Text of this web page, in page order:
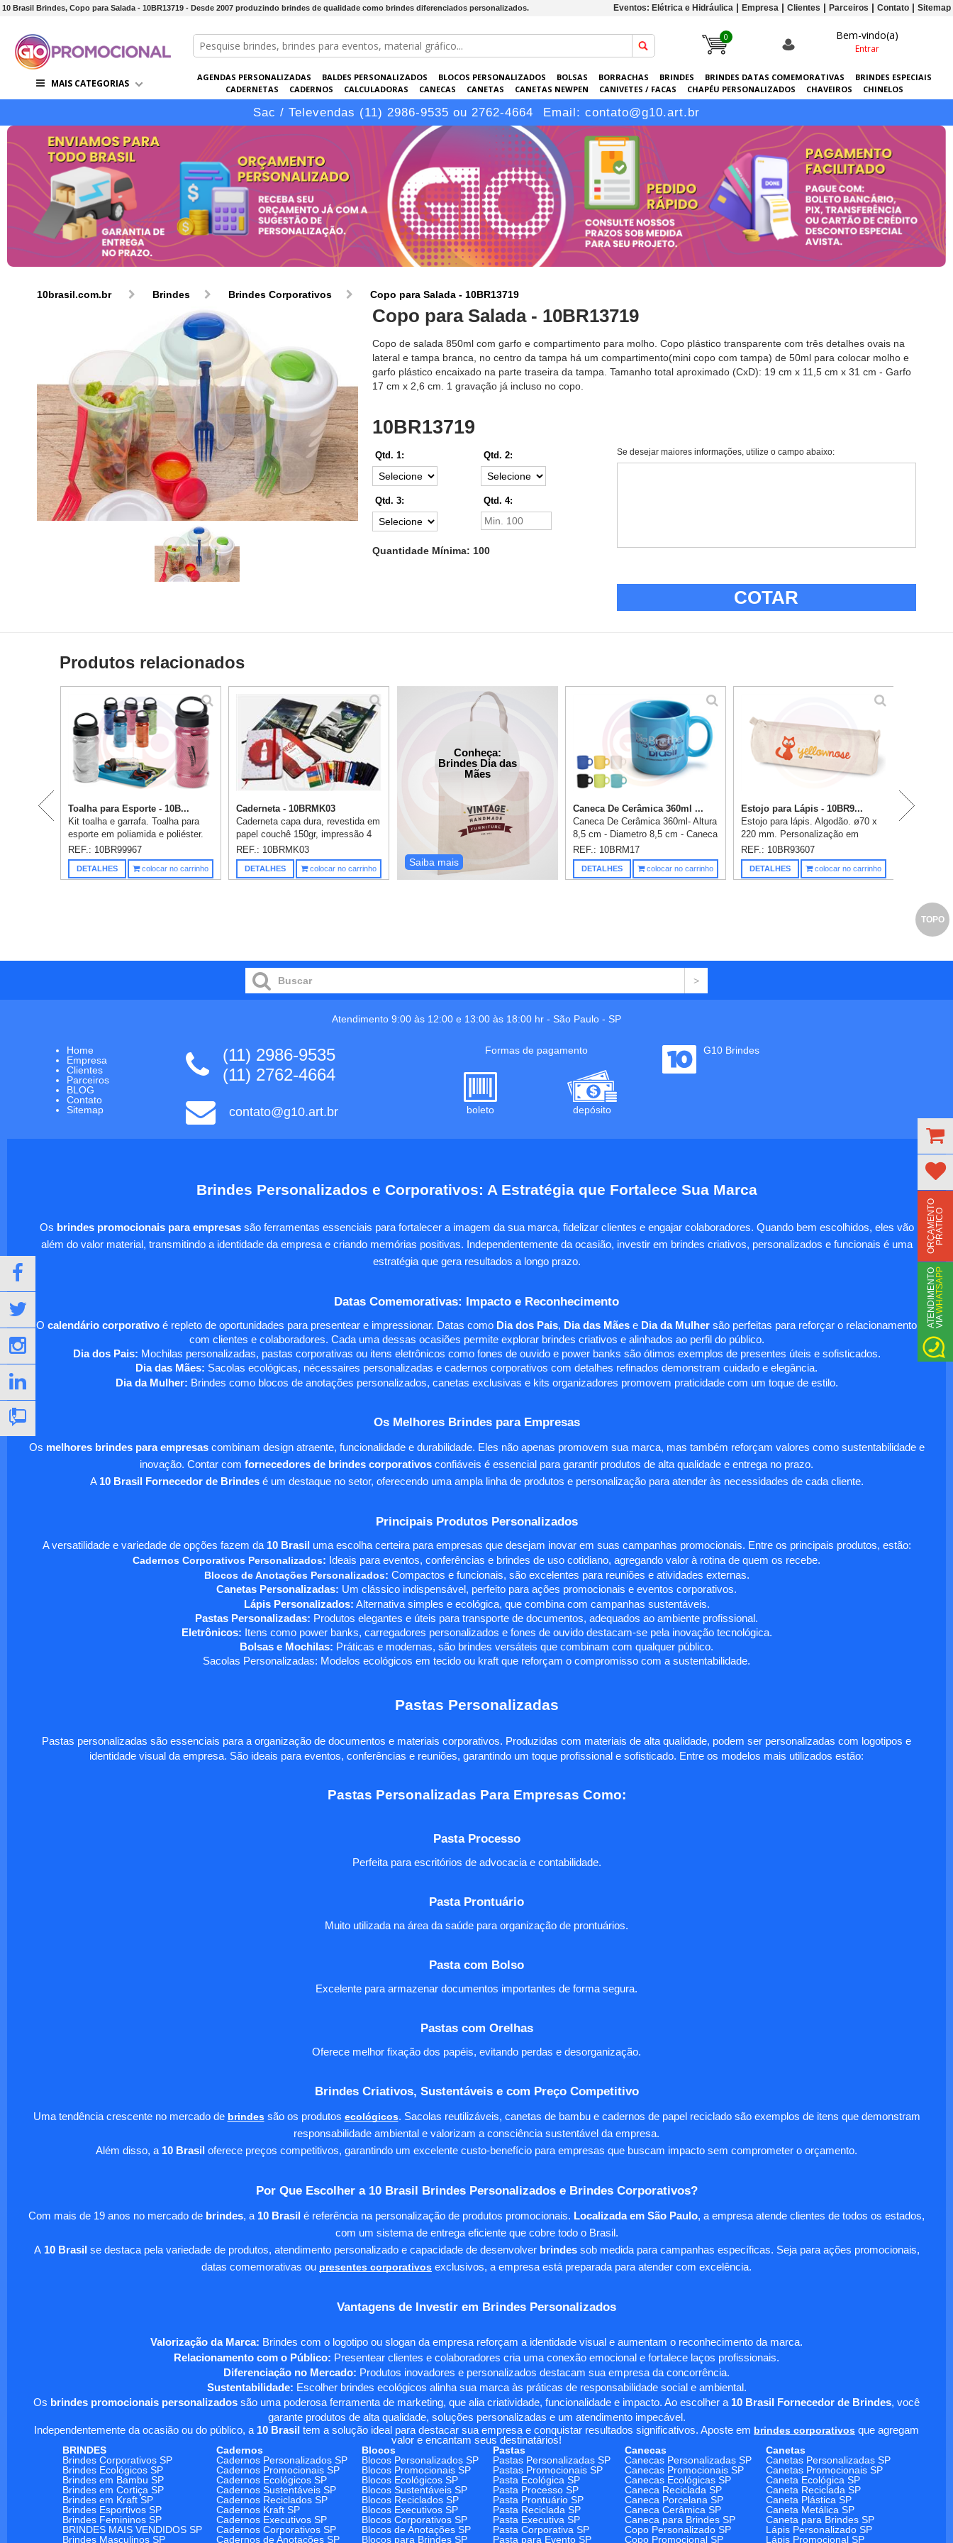
10 Brasil Brindes, Copo para Salada - 10BR13719 - Desde 2007 produzindo brindes de qualidade como brindes diferenciados personalizados. Eventos: Elétrica e Hidráulica Empresa Clientes Parceiros Contato Sitemap
0 Bem-vindo(a)
Entrar
MAIS CATEGORIAS
AGENDAS PERSONALIZADAS BALDES PERSONALIZADOS BLOCOS PERSONALIZADOS BOLSAS BORRACHAS BRINDES BRINDES DATAS COMEMORATIVAS
BRINDES ESPECIAIS
CADERNETAS
CADERNOS CALCULADORAS CANECAS CANETAS CANETAS NEWPEN CANIVETES / FACAS CHAPÉU PERSONALIZADOS CHAVEIROS
CHINELOS
CONJUNTOS DE BRINDES
COPOS ELETRÔNICOS EMBALAGENS ESCRITÓRIO EVENTOS GARRAFAS PERSONALIZADAS GRÁFICA GUARDA-CHUVAS KITS
LANÇAMENTOS
LÁPIS
Sac / Televendas (11) 2986-9535 ou 2762-4664 Email: contato@g10.art.br
10brasil.com.br Brindes Brindes Corporativos Copo para Salada - 10BR13719
Copo para Salada - 10BR13719
Copo de salada 850ml com garfo e compartimento para molho. Copo plástico transparente com três detalhes ovais na
lateral e tampa branca, no centro da tampa há um compartimento(mini copo com tampa) de 50ml para colocar molho e
garfo plástico encaixado na parte traseira da tampa. Tamanho total aproximado (CxD): 19 cm x 11,5 cm x 31 cm - Garfo
17 cm x 2,6 cm. 1 gravação já incluso no copo.
10BR13719
Qtd. 1: Qtd. 2:
Qtd. 3: Qtd. 4:
Quantidade Mínima: 100
Se desejar maiores informações, utilize o campo abaixo:
COTAR
Produtos relacionados
Toalha para Esporte - 10B...
Kit toalha e garrafa. Toalha para
esporte em poliamida e poliéster.
Toalha refrescante, quando
molhada permanece fria durante
horas. Se aquecer, basta bala...
REF.: 10BR99967
DETALHES colocar no carrinho
Caderneta - 10BRMK03
Caderneta capa dura, revestida em
papel couchê 150gr, impressão 4
cores, medidas: 9x14cm, lombada
quadrada, miolo com 80 folhas,
sem impressão, fechamento ...
REF.: 10BRMK03
DETALHES colocar no carrinho
Conheça:
Brindes Dia das
Mães
Saiba mais
Caneca De Cerâmica 360ml ...
Caneca De Cerâmica 360ml- Altura
8,5 cm - Diametro 8,5 cm - Caneca
produzida em cerâmica. Gravação
em 1 cor (1 lado) já incluso. Todas
as canecas são emba...
REF.: 10BRM17
DETALHES colocar no carrinho
Estojo para Lápis - 10BR9...
Estojo para lápis. Algodão. ø70 x
220 mm. Personalização em
transfer já incluso.
REF.: 10BR93607
DETALHES colocar no carrinho
TOPO
Atendimento 9:00 às 12:00 e 13:00 às 18:00 hr - São Paulo - SP
Home
Empresa
Clientes
Parceiros
BLOG
Contato
Sitemap
(11) 2986-9535
(11) 2762-4664
contato@g10.art.br
Formas de pagamento
boleto depósito
G10 Brindes
Brindes Personalizados e Corporativos: A Estratégia que Fortalece Sua Marca
Os brindes promocionais para empresassão ferramentas essenciais para fortalecer a imagem da sua marca, fidelizar clientes e engajar colaboradores. Quando bem escolhidos, eles vão
além do valor material, transmitindo a identidade da empresa e criando memórias positivas. Independentemente da ocasião, investir em brindes criativos, personalizados e funcionais é uma
estratégia que gera resultados a longo prazo.
Datas Comemorativas: Impacto e Reconhecimento
O calendário corporativo é repleto de oportunidades para presentear e impressionar. Datas como Dia dos Pais, Dia das Mães e Dia da Mulher são perfeitas para reforçar o relacionamento
com clientes e colaboradores. Cada uma dessas ocasiões permite explorar brindes criativos e alinhados ao perfil do público.
Dia dos Pais: Mochilas personalizadas, pastas corporativas ou itens eletrônicos como fones de ouvido e power banks são ótimos exemplos de presentes úteis e sofisticados.
Dia das Mães: Sacolas ecológicas, nécessaires personalizadas e cadernos corporativos com detalhes refinados demonstram cuidado e elegância.
Dia da Mulher: Brindes como blocos de anotações personalizados, canetas exclusivas e kits organizadores promovem praticidade com um toque de estilo.
Os Melhores Brindes para Empresas
Os melhores brindes para empresascombinam design atraente, funcionalidade e durabilidade. Eles não apenas promovem sua marca, mas também reforçam valores como sustentabilidade e
inovação. Contar com fornecedores de brindes corporativos confiáveis é essencial para garantir produtos de alta qualidade e entrega no prazo.
A 10 Brasil Fornecedor de Brindesé um destaque no setor, oferecendo uma ampla linha de produtos e personalização para atender às necessidades de cada cliente.
Principais Produtos Personalizados
A versatilidade e variedade de opções fazem da 10 Brasil uma escolha certeira para empresas que desejam inovar em suas campanhas promocionais. Entre os principais produtos, estão:
Cadernos Corporativos Personalizados: Ideais para eventos, conferências e brindes de uso cotidiano, agregando valor à rotina de quem os recebe.
Blocos de Anotações Personalizados: Compactos e funcionais, são excelentes para reuniões e atividades externas.
Canetas Personalizadas: Um clássico indispensável, perfeito para ações promocionais e eventos corporativos.
Lápis Personalizados: Alternativa simples e ecológica, que combina com campanhas sustentáveis.
Pastas Personalizadas: Produtos elegantes e úteis para transporte de documentos, adequados ao ambiente profissional.
Eletrônicos: Itens como power banks, carregadores personalizados e fones de ouvido destacam-se pela inovação tecnológica.
Bolsas e Mochilas: Práticas e modernas, são brindes versáteis que combinam com qualquer público.
Sacolas Personalizadas: Modelos ecológicos em tecido ou kraft que reforçam o compromisso com a sustentabilidade.
Pastas Personalizadas
Pastas personalizadas são essenciais para a organização de documentos e materiais corporativos. Produzidas com materiais de alta qualidade, podem ser personalizadas com logotipos e
identidade visual da empresa. São ideais para eventos, conferências e reuniões, garantindo um toque profissional e sofisticado. Entre os modelos mais utilizados estão:
Pastas Personalizadas Para Empresas Como:
Pasta Processo
Perfeita para escritórios de advocacia e contabilidade.
Pasta Prontuário
Muito utilizada na área da saúde para organização de prontuários.
Pasta com Bolso
Excelente para armazenar documentos importantes de forma segura.
Pastas com Orelhas
Oferece melhor fixação dos papéis, evitando perdas e desorganização.
Brindes Criativos, Sustentáveis e com Preço Competitivo
Uma tendência crescente no mercado de brindessão os produtos ecológicos. Sacolas reutilizáveis, canetas de bambu e cadernos de papel reciclado são exemplos de itens que demonstram
responsabilidade ambiental e valorizam a consciência sustentável da empresa.
Além disso, a 10 Brasil oferece preços competitivos, garantindo um excelente custo-benefício para empresas que buscam impacto sem comprometer o orçamento.
Por Que Escolher a 10 Brasil Brindes Personalizados e Brindes Corporativos?
Com mais de 19 anos no mercado de brindes, a 10 Brasil é referência na personalização de produtos promocionais. Localizada em São Paulo, a empresa atende clientes de todos os estados,
com um sistema de entrega eficiente que cobre todo o Brasil.
A10 Brasil se destaca pela variedade de produtos, atendimento personalizado e capacidade de desenvolver brindessob medida para campanhas específicas. Seja para ações promocionais,
datas comemorativas ou presentes corporativos exclusivos, a empresa está preparada para atender com excelência.
Vantagens de Investir em Brindes Personalizados
Valorização da Marca: Brindes com o logotipo ou slogan da empresa reforçam a identidade visual e aumentam o reconhecimento da marca.
Relacionamento com o Público: Presentear clientes e colaboradores cria uma conexão emocional e fortalece laços profissionais.
Diferenciação no Mercado: Produtos inovadores e personalizados destacam sua empresa da concorrência.
Sustentabilidade: Escolher brindes ecológicos alinha sua marca às práticas de responsabilidade social e ambiental.
Os brindes promocionais personalizados são uma poderosa ferramenta de marketing, que alia criatividade, funcionalidade e impacto. Ao escolher a 10 Brasil Fornecedor de Brindes, você
garante produtos de alta qualidade, soluções personalizadas e um atendimento impecável.
Independentemente da ocasião ou do público, a 10 Brasil tem a solução ideal para destacar sua empresa e conquistar resultados significativos. Aposte em brindes corporativos que agregam
valor e encantam seus destinatários!
BRINDES
Cadernos Blocos Pastas Canecas
Canetas
Brindes Corporativos SP
Cadernos Personalizados SP Blocos Personalizados SP Pastas Personalizadas SP Canecas Personalizadas SP
Canetas Personalizadas SP
Brindes Ecológicos SP
Cadernos Promocionais SP Blocos Promocionais SP Pastas Promocionais SP Canecas Promocionais SP
Canetas Promocionais SP
Brindes em Bambu SP
Cadernos Ecológicos SP Blocos Ecológicos SP Pasta Ecológica SP Canecas Ecológicas SP
Caneta Ecológica SP
Brindes em Cortiça SP
Cadernos Sustentáveis SP Blocos Sustentáveis SP Pasta Processo SP Caneca Reciclada SP
Caneta Reciclada SP
Brindes em Kraft SP
Cadernos Reciclados SP Blocos Reciclados SP Pasta Prontuário SP Caneca Porcelana SP
Caneta Plástica SP
Brindes Esportivos SP
Cadernos Kraft SP Blocos Executivos SP Pasta Reciclada SP Caneca Cerâmica SP
Caneta Metálica SP
Brindes Femininos SP
Cadernos Executivos SP Blocos Corporativos SP Pasta Executiva SP Caneca para Brindes SP
Caneta para Brindes SP
BRINDES MAIS VENDIDOS SP
Cadernos Corporativos SP Blocos de Anotações SP Pasta Corporativa SP Copo Personalizado SP
Lápis Personalizado SP
Brindes Masculinos SP
Cadernos de Anotações SP Blocos para Brindes SP Pasta para Evento SP Copo Promocional SP Lápis Promocional SP
O
R
Ç
A
M
E
N
T
O
P
R
Á
T
I
CO
A
TE
N
D
I
M
E
N
T
O
V
I
AWHATSAPP